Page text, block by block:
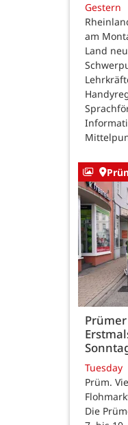
Gestern
am
Land
Tuesday
Prüm.
Die